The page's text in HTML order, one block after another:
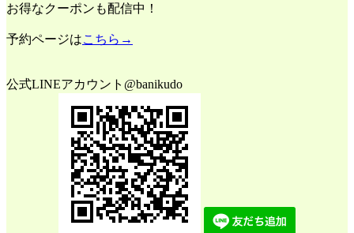
お得なクーポンも配信中！
予約ページはこちら→
公式LINEアカウント@banikudo